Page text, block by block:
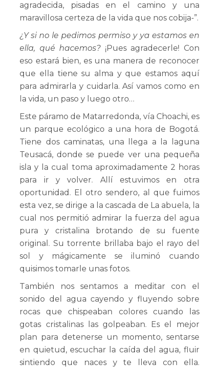
agradecida, pisadas en el camino y una
maravillosa certeza de la vida que nos cobija-”.
¿Y si no le pedimos permiso y ya estamos en
ella, qué hacemos? ¡Pues agradecerle! Con
eso estará bien, es una manera de reconocer
que ella tiene su alma y que estamos aquí
para admirarla y cuidarla. Así vamos como en
la vida, un paso y luego otro…
Este páramo de Matarredonda, vía Choachi, es
un parque ecológico a una hora de Bogotá.
Tiene dos caminatas, una llega a la laguna
Teusacá, donde se puede ver una pequeña
isla y la cual toma aproximadamente 2 horas
para ir y volver. Allí estuvimos en otra
oportunidad. El otro sendero, al que fuimos
esta vez, se dirige a la cascada de La abuela, la
cual nos permitió admirar la fuerza del agua
pura y cristalina brotando de su fuente
original. Su torrente brillaba bajo el rayo del
sol y mágicamente se iluminó cuando
quisimos tomarle unas fotos.
También nos sentamos a meditar con el
sonido del agua cayendo y fluyendo sobre
rocas que chispeaban colores cuando las
gotas cristalinas las golpeaban. Es el mejor
plan para detenerse un momento, sentarse
en quietud, escuchar la caída del agua, fluir
sintiendo que naces y te lleva con ella.